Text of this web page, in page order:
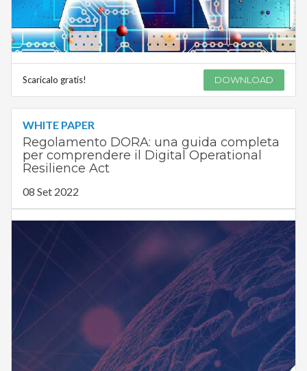
Scaricalo gratis! DOWNLOAD
WHITE PAPER
Regolamento DORA: una guida completa
per comprendere il Digital Operational
Resilience Act
08 Set 2022